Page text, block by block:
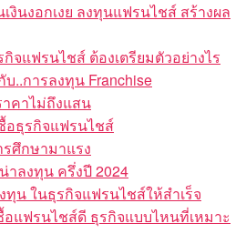
เงินงอกเงย ลงทุนแฟรนไชส์ สร้างผล
กิจแฟรนไชส์ ต้องเตรียมตัวอย่างไร
..การลงทุน Franchise
คาไม่ถึงแสน
อธุรกิจแฟรนไชส์
ศึกษามาแรง
าลงทุน ครึ่งปี 2024
ทุน ในธุรกิจแฟรนไชส์ให้สำเร็จ
อแฟรนไชส์ดี ธุรกิจแบบไหนที่เหมาะ